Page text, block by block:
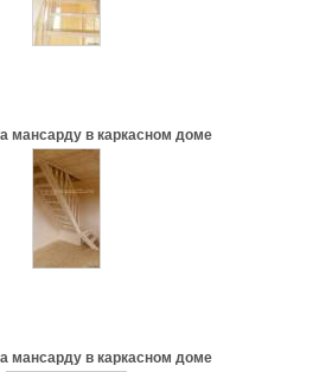
мансарду в каркасном доме
мансарду в каркасном доме